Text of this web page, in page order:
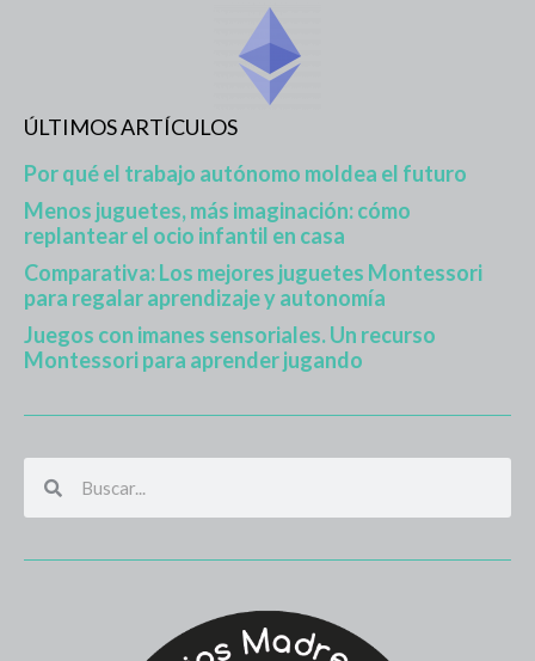
ÚLTIMOS ARTÍCULOS
Por qué el trabajo autónomo moldea el futuro
Menos juguetes, más imaginación: cómo
replantear el ocio infantil en casa
Comparativa: Los mejores juguetes Montessori
para regalar aprendizaje y autonomía
Juegos con imanes sensoriales. Un recurso
Montessori para aprender jugando